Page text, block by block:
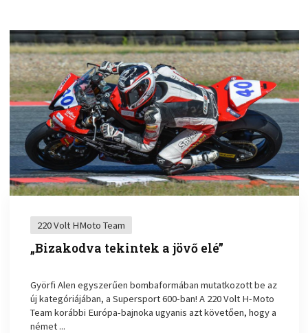
220 Volt HMoto Team
„Bizakodva tekintek a jövő elé”
Györfi Alen egyszerűen bombaformában mutatkozott be az
új kategóriájában, a Supersport 600-ban! A 220 Volt H-Moto
Team korábbi Európa-bajnoka ugyanis azt követően, hogy a
német ...